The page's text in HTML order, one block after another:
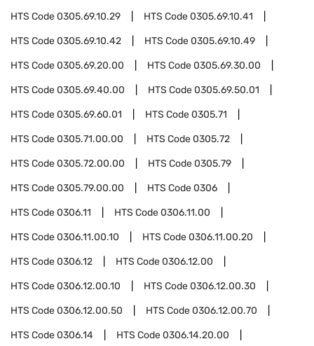
HTS Code0305.69.10.29 HTS Code0305.69.10.41
HTS Code0305.69.10.42 HTS Code0305.69.10.49
HTS Code0305.69.20.00 HTS Code0305.69.30.00
HTS Code0305.69.40.00 HTS Code0305.69.50.01
HTS Code0305.69.60.01 HTS Code0305.71
HTS Code0305.71.00.00 HTS Code0305.72
HTS Code0305.72.00.00 HTS Code0305.79
HTS Code0305.79.00.00 HTS Code0306
HTS Code0306.11 HTS Code0306.11.00
HTS Code0306.11.00.10 HTS Code0306.11.00.20
HTS Code0306.12 HTS Code0306.12.00
HTS Code0306.12.00.10 HTS Code0306.12.00.30
HTS Code0306.12.00.50 HTS Code0306.12.00.70
HTS Code0306.14 HTS Code0306.14.20.00